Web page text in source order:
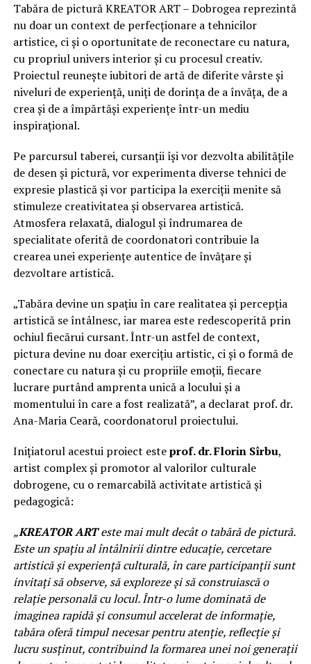
Tabăra de pictură KREATOR ART – Dobrogea reprezintă
nu doar un context de perfecționare a tehnicilor
artistice, ci și o oportunitate de reconectare cu natura,
cu propriul univers interior și cu procesul creativ.
Proiectul reunește iubitori de artă de diferite vârste și
niveluri de experiență, uniți de dorința de a învăța, de a
crea și de a împărtăși experiențe într-un mediu
inspirațional.
Pe parcursul taberei, cursanții își vor dezvolta abilitățile
de desen și pictură, vor experimenta diverse tehnici de
expresie plastică și vor participa la exerciții menite să
stimuleze creativitatea și observarea artistică.
Atmosfera relaxată, dialogul și îndrumarea de
specialitate oferită de coordonatori contribuie la
crearea unei experiențe autentice de învățare și
dezvoltare artistică.
„Tabăra devine un spațiu în care realitatea și percepția
artistică se întâlnesc, iar marea este redescoperită prin
ochiul fiecărui cursant. Într-un astfel de context,
pictura devine nu doar exercițiu artistic, ci și o formă de
conectare cu natura și cu propriile emoții, fiecare
lucrare purtând amprenta unică a locului și a
momentului în care a fost realizată”, a declarat prof. dr.
Ana-Maria Ceară, coordonatorul proiectului.
Inițiatorul acestui proiect esteprof. dr. Florin Sîrbu,
artist complex și promotor al valorilor culturale
dobrogene, cu o remarcabilă activitate artistică și
pedagogică:
„KREATOR ARTeste mai mult decât o tabără de pictură.
Este un spațiu al întâlnirii dintre educație, cercetare
artistică și experiență culturală, în care participanții sunt
invitați să observe, să exploreze și să construiască o
relație personală cu locul. Într-o lume dominată de
imaginea rapidă și consumul accelerat de informație,
tabăra oferă timpul necesar pentru atenție, reflecție și
lucru susținut, contribuind la formarea unei noi generații